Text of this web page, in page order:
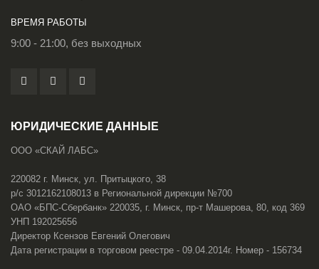
ВРЕМЯ РАБОТЫ
9:00 - 21:00, без выходных
ЮРИДИЧЕСКИЕ ДАННЫЕ
ООО «СКАЙ ЛАБС»
220082 г. Минск, ул. Притыцкого, 38
р/с 3012162108013 в Региональной дирекции №700
ОАО «БПС-Сбербанк» 220035, г. Минск, пр-т Машерова, 80, код 369
УНП 192025656
Директор Ксензов Евгений Олегович
Дата регистрации в торговом реестре - 09.04.2014г. Номер - 156734